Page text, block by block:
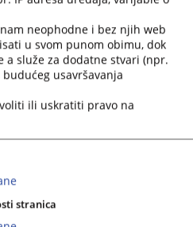
neophodne i bez njih web
u svom punom obimu, dok
a služe za dodatne stvari (npr.
usavršavanja
ili uskratiti pravo na
stranica